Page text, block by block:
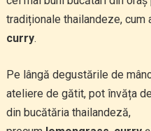
tradiționale thailandeze, cum
curry.
Pe lângă degustările de
ateliere de gătit, pot învăța
din bucătăria thailandeză,